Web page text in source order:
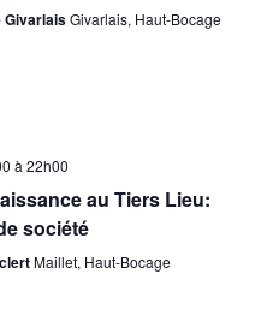
GivarlaisGivarlais, Haut-Bocage
à 22h00
au Tiers Lieu:
société
Maillet, Haut-Bocage